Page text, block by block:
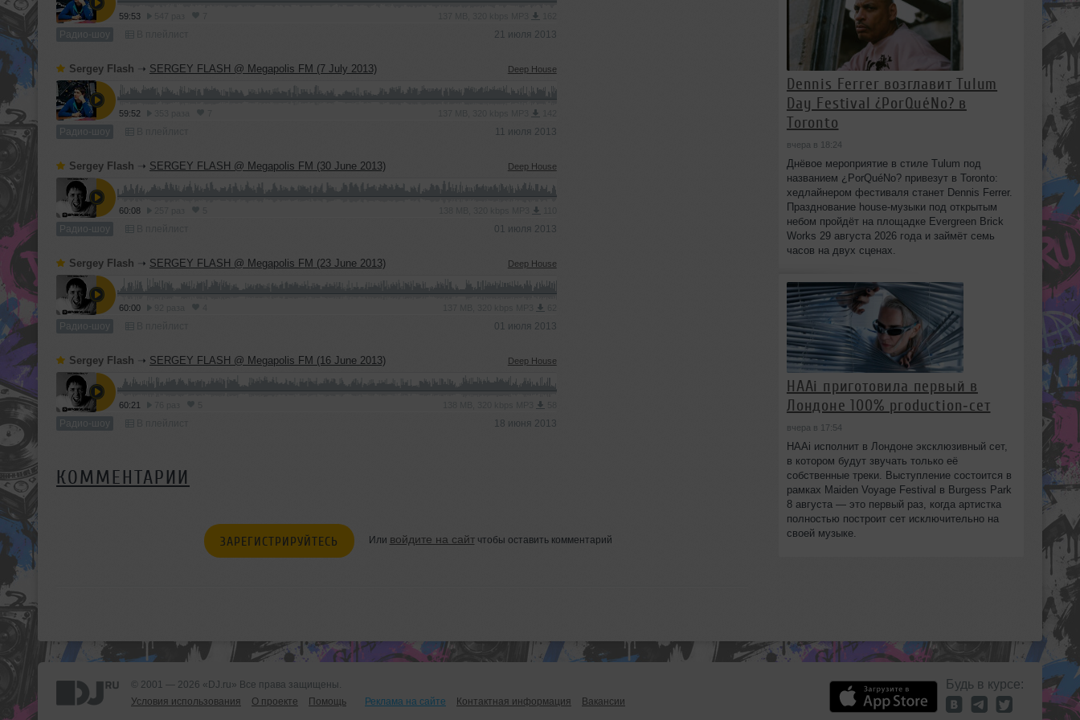
59:53
Радио-шоу 21 июля 2013
Sergey Flash ➝ SERGEY FLASH @ Megapolis FM (7 July 2013) Deep House
59:52
Радио-шоу 11 июля 2013
Sergey Flash ➝ SERGEY FLASH @ Megapolis FM (30 June 2013) Deep House
60:08
Радио-шоу 01 июля 2013
Sergey Flash ➝ SERGEY FLASH @ Megapolis FM (23 June 2013) Deep House
60:00
Радио-шоу 01 июля 2013
Sergey Flash ➝ SERGEY FLASH @ Megapolis FM (16 June 2013) Deep House
60:21
Радио-шоу 18 июня 2013
КОММЕНТАРИИ
ЗАРЕГИСТРИРУЙТЕСЬ Или войдите на сайтчтобы оставить комментарий
Dennis Ferrer возглавит Tulum
Day Festival ¿PorQuéNo? в
Toronto
вчера в 18:24
Днёвое мероприятие в стиле Tulum под
названием ¿PorQuéNo? привезут в Toronto:
хедлайнером фестиваля станет Dennis Ferrer.
Празднование house-музыки под открытым
небом пройдёт на площадке Evergreen Brick
Works 29 августа 2026 года и займёт семь
часов на двух сценах.
HAAi приготовила первый в
Лондоне 100% production‑сет
вчера в 17:54
HAAi исполнит в Лондоне эксклюзивный сет,
в котором будут звучать только её
собственные треки. Выступление состоится в
рамках Maiden Voyage Festival в Burgess Park
8 августа — это первый раз, когда артистка
полностью построит сет исключительно на
своей музыке.
© 2001 — 2026 «DJ.ru» Все права защищены.
Условия использования
О проекте Помощь Реклама на сайте Контактная информация Вакансии
Будь в курсе: